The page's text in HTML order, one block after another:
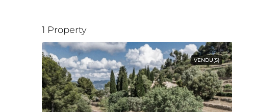
1 Property
VENDU(S)